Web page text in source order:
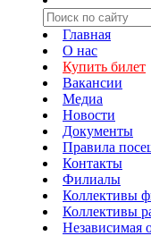
Главная
О нас
Купить билет
Вакансии
Медиа
Новости
Документы
Правила
Контакты
Филиалы
Коллективы
Коллективы
Независимая